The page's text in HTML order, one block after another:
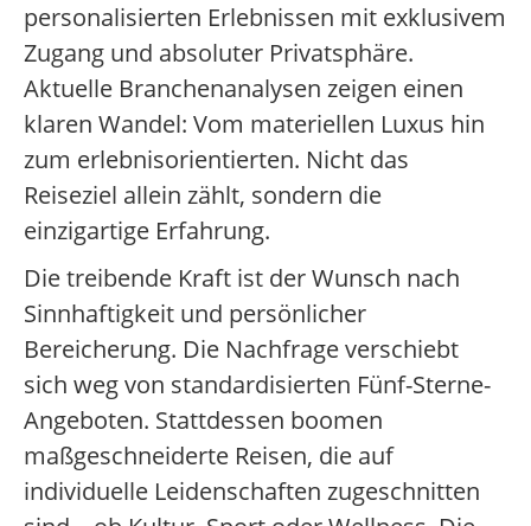
personalisierten Erlebnissen mit exklusivem
Zugang und absoluter Privatsphäre.
Aktuelle Branchenanalysen zeigen einen
klaren Wandel: Vom materiellen Luxus hin
zum erlebnisorientierten. Nicht das
Reiseziel allein zählt, sondern die
einzigartige Erfahrung.
Die treibende Kraft ist der Wunsch nach
Sinnhaftigkeit und persönlicher
Bereicherung. Die Nachfrage verschiebt
sich weg von standardisierten Fünf-Sterne-
Angeboten. Stattdessen boomen
maßgeschneiderte Reisen, die auf
individuelle Leidenschaften zugeschnitten